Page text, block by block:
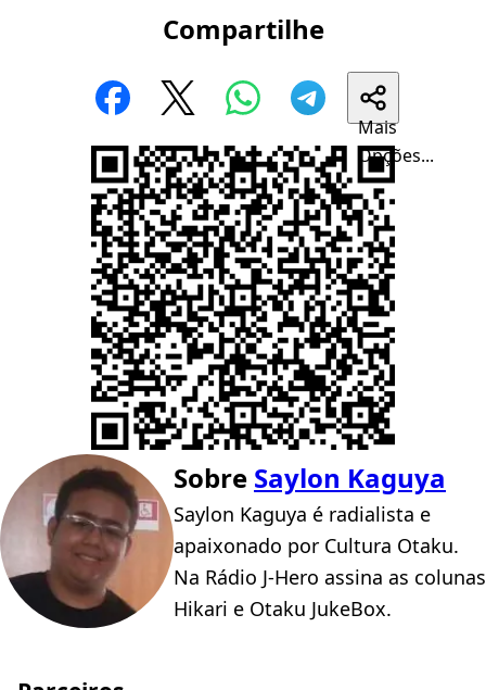
Compartilhe
Mais
Opções...
Sobre Saylon Kaguya
Saylon Kaguya é radialista e
apaixonado por Cultura Otaku.
Na Rádio J-Hero assina as colunas
Hikari e Otaku JukeBox.